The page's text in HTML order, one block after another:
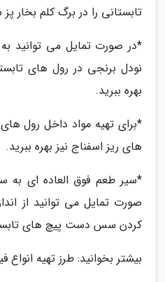
تابستانی را در برگ کلم بخار
*در صورت تمایل می توانید
نودل برنجی در رول های
بهره ببرید.
*برای تهیه مواد داخل رول
های ریز اسفناج نیز بهره ببرید.
*سیر طعم فوق العاده ای
صورت تمایل می توانید از
کردن سس دست پیچ های
بیشتر بخوانید: طرز تهیه انواع